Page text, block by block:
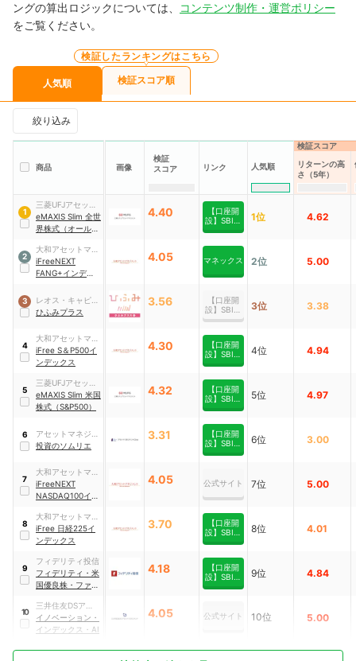
ングの算出ロジックについては、
コンテンツ制作・運営ポリシー
をご覧ください。
人気順
検証したランキングはこちら
検証スコア順
絞り込み
商品 画像
検証
スコア
リンク 人気順
検証スコア
リターンの高
さ（5年）
1
三菱UFJアセット
マネジメント
eMAXIS Slim 全世
界株式（オール・
4.40
【口座開
設】SBI証
1位 4.62
2
大和アセットマネ
ジメント
iFreeNEXT
FANG+インデッ
4.05 マネックス 2位 5.00
3
レオス・キャピタ
ルワークス
ひふみプラス
3.56
【口座開
設】SBI証
券
3位 3.38
4
大和アセットマネ
ジメント
iFree S＆P500イ
ンデックス
4.30
【口座開
設】SBI証
4位 4.94
5
三菱UFJアセット
マネジメント
eMAXIS Slim 米国
株式（S&P500）
4.32
【口座開
設】SBI証
5位 4.97
6
アセットマネジメ
ントOne
投資のソムリエ
3.31
【口座開
設】SBI証
6位 3.00
7
大和アセットマネ
ジメント
iFreeNEXT
NASDAQ100イン
4.05 公式サイト 7位 5.00
8
大和アセットマネ
ジメント
iFree 日経225イ
ンデックス
3.70
【口座開
設】SBI証
8位 4.01
9
フィデリティ投信
フィデリティ・米
国優良株・ファン
4.18
【口座開
設】SBI証
9位 4.84
10
三井住友DSアセッ
トマネジメント
イノベーション・
インデックス・AI
4.05 公式サイト 10位 5.00